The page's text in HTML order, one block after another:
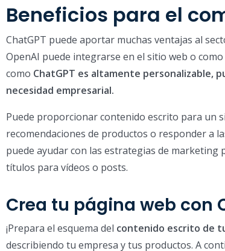
Beneficios para el
ChatGPT puede aportar muchas ventajas al
OpenAI puede integrarse en el sitio web o
como ChatGPT es altamente personalizable,
necesidad empresarial.
Puede proporcionar contenido escrito para un
recomendaciones de productos o responder a
puede ayudar con las estrategias de
títulos para vídeos o posts.
Crea tu página web con
¡Prepara el esquema del contenido escrito de
describiendo tu empresa y tus productos. A